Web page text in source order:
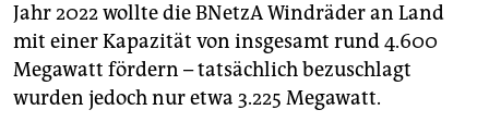
Jahr 2022 wollte die BNetzA Windräder an Land
mit einer Kapazität von insgesamt rund 4.600
Megawatt fördern – tatsächlich bezuschlagt
wurden jedoch nur etwa 3.225 Megawatt.